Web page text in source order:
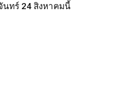
นทร์ 24 สิงหาคมนี้